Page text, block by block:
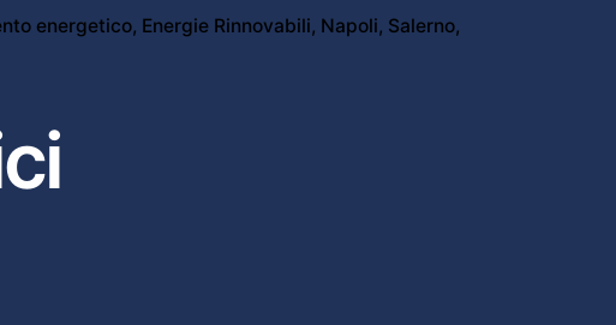
energetico Energie Rinnovabili Napoli Salerno